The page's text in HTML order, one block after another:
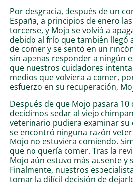
Por desgracia, después de un
España, a principios de enero
torcerse, y Mojo se volvió a
debido al frío que también llegó
de comer y se sentó en un
sin apenas responder a ningún
que nuestros cuidadores
medios que volviera a comer,
esfuerzo en su recuperación,
Después de que Mojo pasara 10
decidimos sedar al viejo
veterinario pudiera examinar su
se encontró ninguna razón
Mojo no estuviera comiendo.
que no quería comer. Tras la
Mojo aún estuvo más ausente y
Finalmente, nuestros
tomar la difícil decisión de